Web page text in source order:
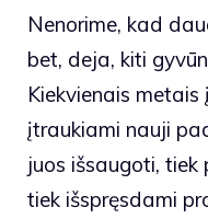
Nenorime, kad
bet, deja, kiti
Kiekvienais
įtraukiami nauji
juos išsaugoti,
tiek išspręsdami